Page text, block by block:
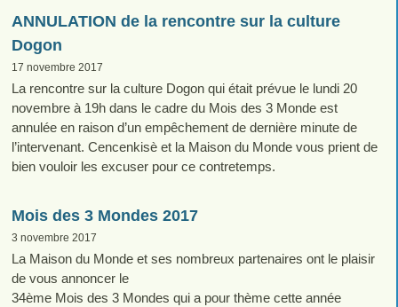
ANNULATION de la rencontre sur la culture
Dogon
17 novembre 2017
La rencontre sur la culture Dogon qui était prévue le lundi 20
novembre à 19h dans le cadre du Mois des 3 Monde est
annulée en raison d’un empêchement de dernière minute de
l’intervenant. Cencenkisè et la Maison du Monde vous prient de
bien vouloir les excuser pour ce contretemps.
Mois des 3 Mondes 2017
3 novembre 2017
La Maison du Monde et ses nombreux partenaires ont le plaisir
de vous annoncer le
34ème Mois des 3 Mondes qui a pour thème cette année